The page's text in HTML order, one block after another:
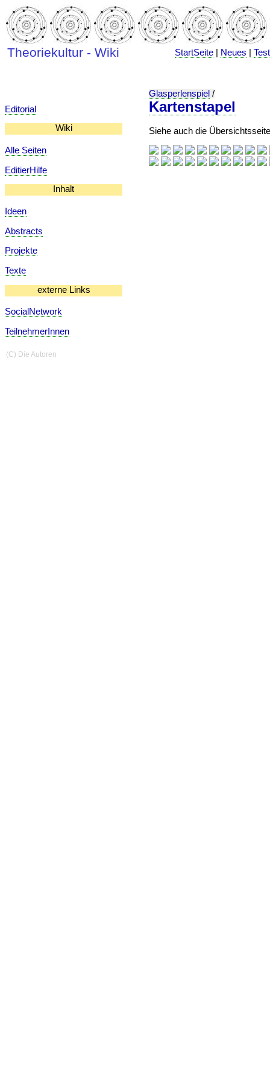
Theoriekultur - Wiki StartSeite Neues |
Editorial
Wiki
Alle Seiten
EditierHilfe
Inhalt
Ideen
Abstracts
Projekte
Texte
externe Links
SocialNetwork
TeilnehmerInnen
Glasperlenspiel /
Kartenstapel
Siehe auch die
(C) Die Autoren